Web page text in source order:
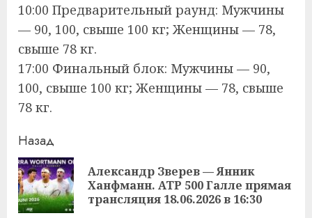
10:00 Предварительный раунд: Мужчины
— 90, 100, свыше 100 кг; Женщины — 78,
свыше 78 кг.
17:00 Финальный блок: Мужчины — 90,
100, свыше 100 кг; Женщины — 78, свыше
78 кг.
Продолжить
чтение
Назад
Александр Зверев — Янник
Ханфманн. ATP 500 Галле прямая
трансляция 18.06.2026 в 16:30